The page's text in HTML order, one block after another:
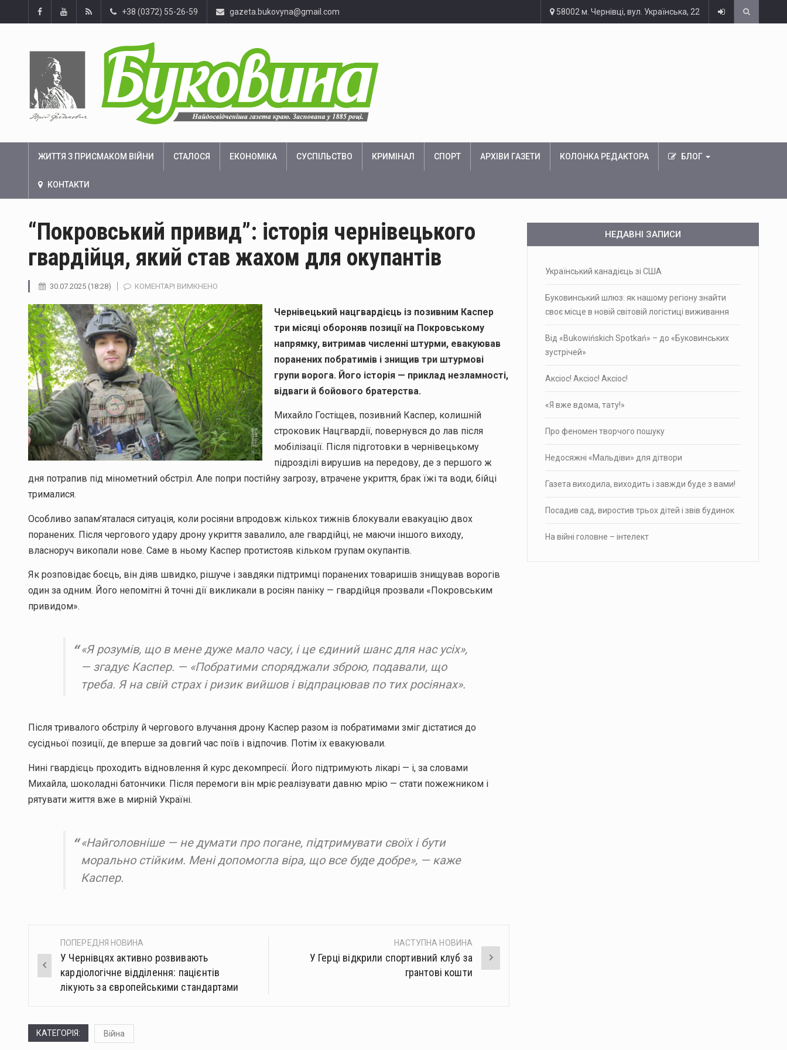
+38 (0372) 55-26-59 gazeta.bukovyna@gmail.com 58002 м. Чернівці, вул. Українська, 22
ЖИТТЯ З ПРИСМАКОМ ВІЙНИ СТАЛОСЯ ЕКОНОМІКА СУСПІЛЬСТВО КРИМІНАЛ СПОРТ АРХІВИ ГАЗЕТИ КОЛОНКА РЕДАКТОРА БЛОГ
КОНТАКТИ
“Покровський привид”: історія чернівецького
гвардійця, який став жахом для окупантів
30.07.2025 (18:28) КОМЕНТАРІ ВИМКНЕНО
ПРИВИД”:
ІСТОРІЯ
ЧЕРНІВЕЦЬКОГО
ГВАРДІЙЦЯ,
ЯКИЙ
СТАВ
ЖАХОМ
ДЛЯ
ОКУПАНТІВ
Чернівецький нацгвардієць із позивним Каспер
три місяці обороняв позиції на Покровському
напрямку, витримав численні штурми, евакуював
поранених побратимів і знищив три штурмові
групи ворога. Його історія — приклад незламності,
відваги й бойового братерства.
Михайло Гостіщев, позивний Каспер, колишній
строковик Нацгвардії, повернувся до лав після
мобілізації. Після підготовки в чернівецькому
підрозділі вирушив на передову, де з першого ж
дня потрапив під мінометний обстріл. Але попри постійну загрозу, втрачене укриття, брак їжі та води, бійці
трималися.
Особливо запам’яталася ситуація, коли росіяни впродовж кількох тижнів блокували евакуацію двох
поранених. Після чергового удару дрону укриття завалило, але гвардійці, не маючи іншого виходу,
власноруч викопали нове. Саме в ньому Каспер протистояв кільком групам окупантів.
Як розповідає боєць, він діяв швидко, рішуче і завдяки підтримці поранених товаришів знищував ворогів
один за одним. Його непомітні й точні дії викликали в росіян паніку — гвардійця прозвали «Покровським
привидом».
«Я розумів, що в мене дуже мало часу, і це єдиний шанс для нас усіх»,
— згадує Каспер. — «Побратими споряджали зброю, подавали, що
треба. Я на свій страх і ризик вийшов і відпрацював по тих росіянах».
Після тривалого обстрілу й чергового влучання дрону Каспер разом із побратимами зміг дістатися до
сусідньої позиції, де вперше за довгий час поїв і відпочив. Потім їх евакуювали.
Нині гвардієць проходить відновлення й курс декомпресії. Його підтримують лікарі — і, за словами
Михайла, шоколадні батончики. Після перемоги він мріє реалізувати давню мрію — стати пожежником і
рятувати життя вже в мирній Україні.
«Найголовніше — не думати про погане, підтримувати своїх і бути
морально стійким. Мені допомогла віра, що все буде добре», — каже
Каспер.
Post
navigation
ПОПЕРЕДНЯ НОВИНА
У Чернівцях активно розвивають
кардіологічне відділення: пацієнтів
лікують за європейськими стандартами
НАСТУПНА НОВИНА
У Герці відкрили спортивний клуб за
грантові кошти
КАТЕГОРІЯ: Війна
НЕДАВНІ ЗАПИСИ
Український канадієць зі США
Буковинський шлюз: як нашому регіону знайти
своє місце в новій світовій логістиці виживання
Від «Bukowińskich Spotkań» – до «Буковинських
зустрічей»
Аксіос! Аксіос! Аксіос!
«Я вже вдома, тату!»
Про фено­мен твор­чого пошуку
Недосяжні «Мальдіви» для дітвори
Газета виходила, виходить і завжди буде з вами!
Посадив сад, виростив трьох дітей і звів будинок
На війні головне – інтелект